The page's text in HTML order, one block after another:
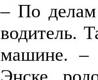
– По
водитель.
машине. –